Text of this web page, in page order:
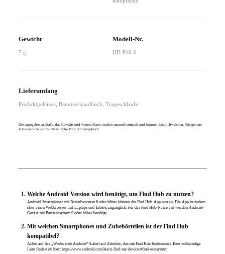
Gewicht
7 g
Modell-Nr.
HD-P16-6
Lieferumfang
Produktgehäuse, Benutzerhandbuch, Trageschlaufe
Die angegebenen Maße, das Gewicht und weitere Daten wurden manuell ermittelt und können leicht abweichen. Für genaue
Informationen ist das tatsächliche Produkt maßgeblich.
Welche Android-Version wird benötigt, um Find Hub zu nutzen?
Android-Smartphones mit Betriebssystem 6 oder höher können die Find Hub-App nutzen. Die App ist zudem
über einen Webbrowser auf Laptops und Tablets zugänglich. Für das Find Hub-Netzwerk werden Android-
Geräte mit Betriebssystem 9 oder höher benötigt.
Mit welchen Smartphones und Zubehörteilen ist der Find Hub
kompatibel?
Achte auf das „Works with Android“-Label auf Zubehör, das mit Find Hub funktioniert. Eine vollständige
Liste findest du hier: https://www.android.com/learn-find-my-device/#fmd-ecosystem